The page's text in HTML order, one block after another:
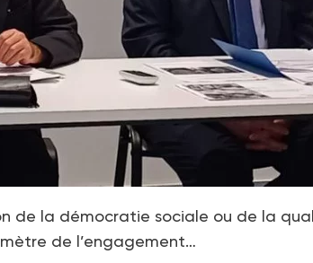
de la démocratie sociale ou de la
de l’engagement…